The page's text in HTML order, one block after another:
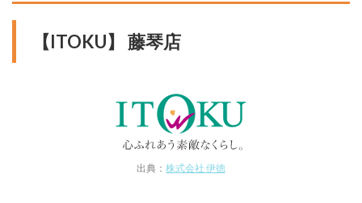
【ITOKU】 藤琴店
出典： 株式会社 伊徳